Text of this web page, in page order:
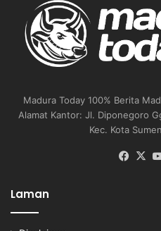
Madura Today 100% Berita
Alamat Kantor: Jl. Diponegoro
Kec. Kota
X
Laman